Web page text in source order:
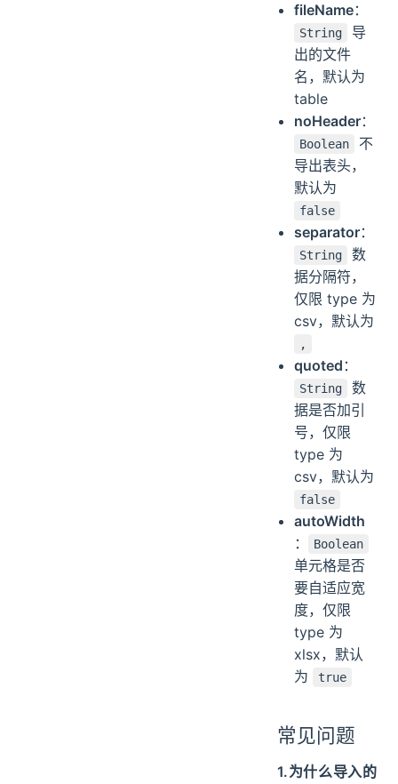
fileName：
String
导
出的文件
名，默认为
table
noHeader：
Boolean
不
导出表头，
默认为
false
separator：
String
数
据分隔符，
仅限 type 为
csv，默认为
,
quoted ：
String
数
据是否加引
号，仅限
type 为
csv，默认为
false
autoWidth
：
Boolean
单元格是否
要自适应宽
度，仅限
type 为
xlsx，默认
为
true
常见问题
1.为什么导入的